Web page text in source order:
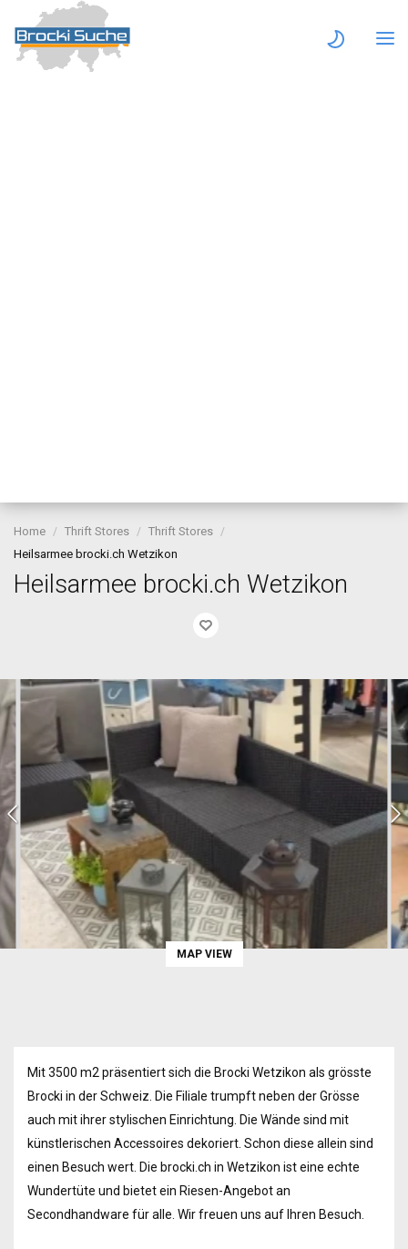
Home Thrift Stores
Thrift Stores
Heilsarmee brocki.ch Wetzikon
Heilsarmee brocki.ch Wetzikon
MAP VIEW
Mit 3500 m2 präsentiert sich die Brocki Wetzikon als grösste
Brocki in der Schweiz. Die Filiale trumpft neben der Grösse
auch mit ihrer stylischen Einrichtung. Die Wände sind mit
künstlerischen Accessoires dekoriert. Schon diese allein sind
einen Besuch wert. Die brocki.ch in Wetzikon ist eine echte
Wundertüte und bietet ein Riesen-Angebot an
Secondhandware für alle. Wir freuen uns auf Ihren Besuch.